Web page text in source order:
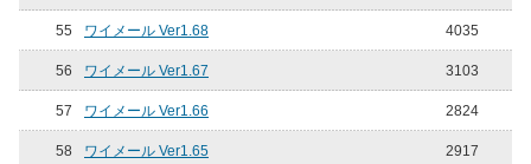
55 ワイメール Ver1.68 4035
56 ワイメール Ver1.67 3103
57 ワイメール Ver1.66 2824
58 ワイメール Ver1.65 2917